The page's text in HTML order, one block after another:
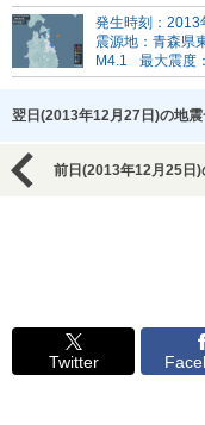
発生時刻：
震源地：青森県
M4.1
最大震度
翌日(2013年12月27日)の地
前日(2013年12月25日)
Twitter